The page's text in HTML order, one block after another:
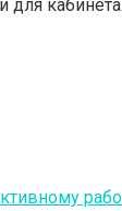
кабинета.